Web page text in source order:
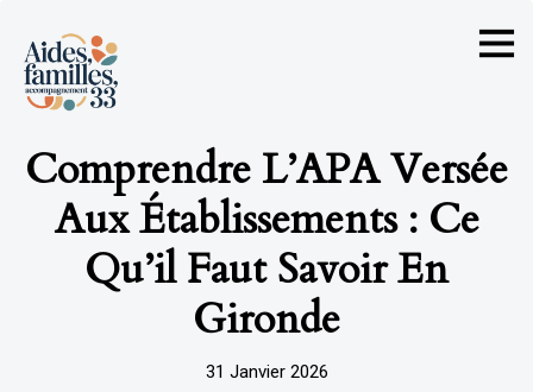
Comprendre L’APA Versée
Aux Établissements : Ce
Qu’il Faut Savoir En
Gironde
31 Janvier 2026